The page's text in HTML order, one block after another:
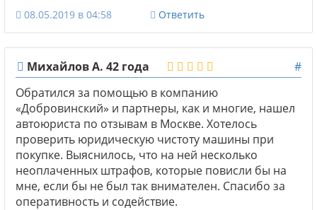
08.05.2019 в 04:58 Ответить
Михайлов А. 42 года
#
Обратился за помощью в компанию
«Добровинский» и партнеры, как и многие, нашел
автоюриста по отзывам в Москве. Хотелось
проверить юридическую чистоту машины при
покупке. Выяснилось, что на ней несколько
неоплаченных штрафов, которые повисли бы на
мне, если бы не был так внимателен. Спасибо за
оперативность и содействие.